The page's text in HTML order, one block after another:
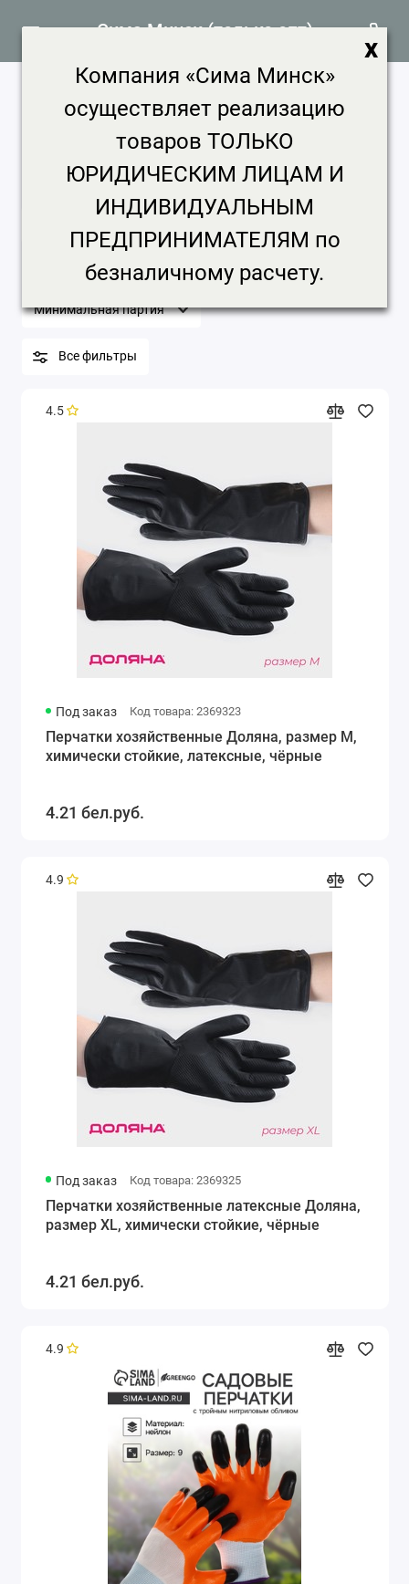
Сима Минск (только опт)
Одежда и обувь продажа, цена в
Минске
Сад и огород Одежда и обувь
Цена, ₽ Срок доставки
Минимальная партия
Все фильтры
4.5
Под заказ Код товара: 2369323
Перчатки хозяйственные Доляна, размер M,
химически стойкие, латексные, чёрные
4.21 бел.руб.
4.9
Под заказ Код товара: 2369325
Перчатки хозяйственные латексные Доляна,
размер XL, химически стойкие, чёрные
4.21 бел.руб.
4.9
x
Компания «Сима Минск»
осуществляет реализацию
товаров ТОЛЬКО
ЮРИДИЧЕСКИМ ЛИЦАМ И
ИНДИВИДУАЛЬНЫМ
ПРЕДПРИНИМАТЕЛЯМ по
безналичному расчету.